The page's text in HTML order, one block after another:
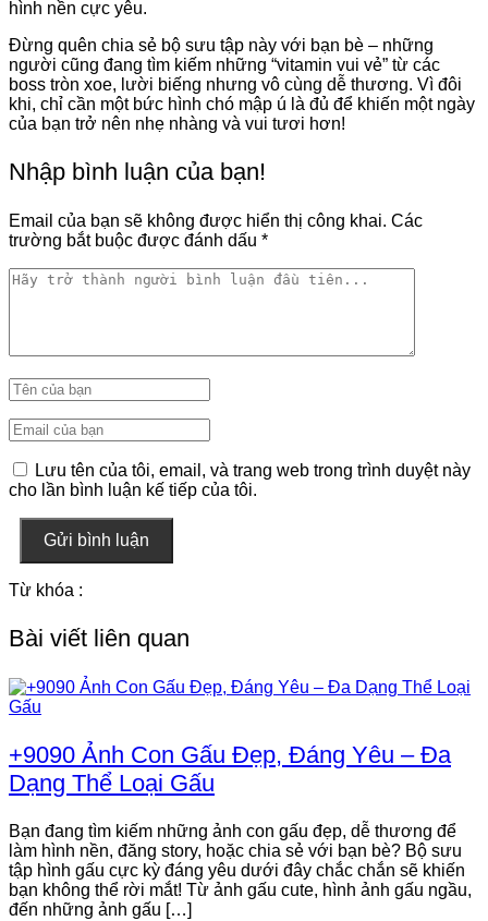
hình nền cực yêu.
Đừng quên chia sẻ bộ sưu tập này với bạn bè – những
người cũng đang tìm kiếm những “vitamin vui vẻ” từ các
boss tròn xoe, lười biếng nhưng vô cùng dễ thương. Vì đôi
khi, chỉ cần một bức hình chó mập ú là đủ để khiến một ngày
của bạn trở nên nhẹ nhàng và vui tươi hơn!
Nhập bình luận của bạn!
Email của bạn sẽ không được hiển thị công khai. Các
trường bắt buộc được đánh dấu *
Lưu tên của tôi, email, và trang web trong trình duyệt này
cho lần bình luận kế tiếp của tôi.
Gửi bình luận
Từ khóa :
Bài viết liên quan
+9090 Ảnh Con Gấu Đẹp, Đáng Yêu – Đa
Dạng Thể Loại Gấu
Bạn đang tìm kiếm những ảnh con gấu đẹp, dễ thương để
làm hình nền, đăng story, hoặc chia sẻ với bạn bè? Bộ sưu
tập hình gấu cực kỳ đáng yêu dưới đây chắc chắn sẽ khiến
bạn không thể rời mắt! Từ ảnh gấu cute, hình ảnh gấu ngầu,
đến những ảnh gấu […]